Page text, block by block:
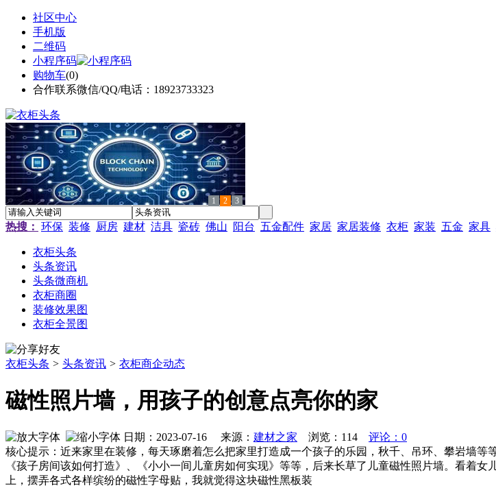
社区中心
手机版
二维码
小程序码
购物车(0)
合作联系微信/QQ/电话：18923733323
1 2 3
热搜： 环保 装修 厨房 建材 洁具 瓷砖 佛山 阳台 五金配件 家居 家居装修 衣柜 家装 五金 家具
衣柜头条
头条资讯
头条微商机
衣柜商圈
装修效果图
衣柜全景图
衣柜头条 > 头条资讯 > 衣柜商企动态
磁性照片墙，用孩子的创意点亮你的家
日期：2023-07-16 来源： 建材之家 浏览： 114
评论：0
核心提示：近来家里在装修，每天琢磨着怎么把家里打造成一个孩子的乐园，秋千、吊环、攀岩墙
《孩子房间该如何打造》、《小小一间儿童房如何实现》等等，后来长草了儿童磁性照片墙。看着
上，摆弄各式各样缤纷的磁性字母贴，我就觉得这块磁性黑板装